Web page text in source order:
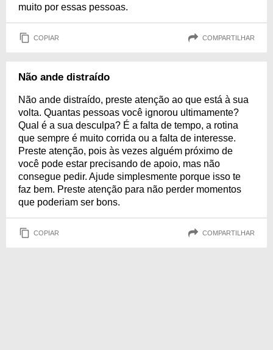
muito por essas pessoas.
COPIAR COMPARTILHAR
Não ande distraído
Não ande distraído, preste atenção ao que está à sua
volta. Quantas pessoas você ignorou ultimamente?
Qual é a sua desculpa? É a falta de tempo, a rotina
que sempre é muito corrida ou a falta de interesse.
Preste atenção, pois às vezes alguém próximo de
você pode estar precisando de apoio, mas não
consegue pedir. Ajude simplesmente porque isso te
faz bem. Preste atenção para não perder momentos
que poderiam ser bons.
COPIAR COMPARTILHAR